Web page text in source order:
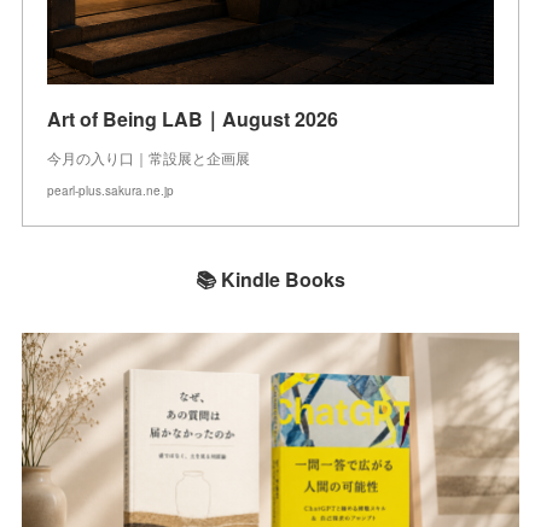
Art of Being LAB｜August 2026
今月の入り口｜常設展と企画展
pearl-plus.sakura.ne.jp
📚 Kindle Books